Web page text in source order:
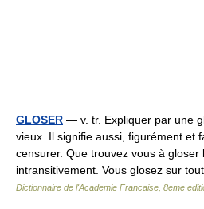
GLOSER — v. tr. Expliquer par une
vieux. Il signifie aussi, figurément et
censurer. Que trouvez vous à
intransitivement. Vous glosez sur
Dictionnaire de l'Academie Francaise, 8eme